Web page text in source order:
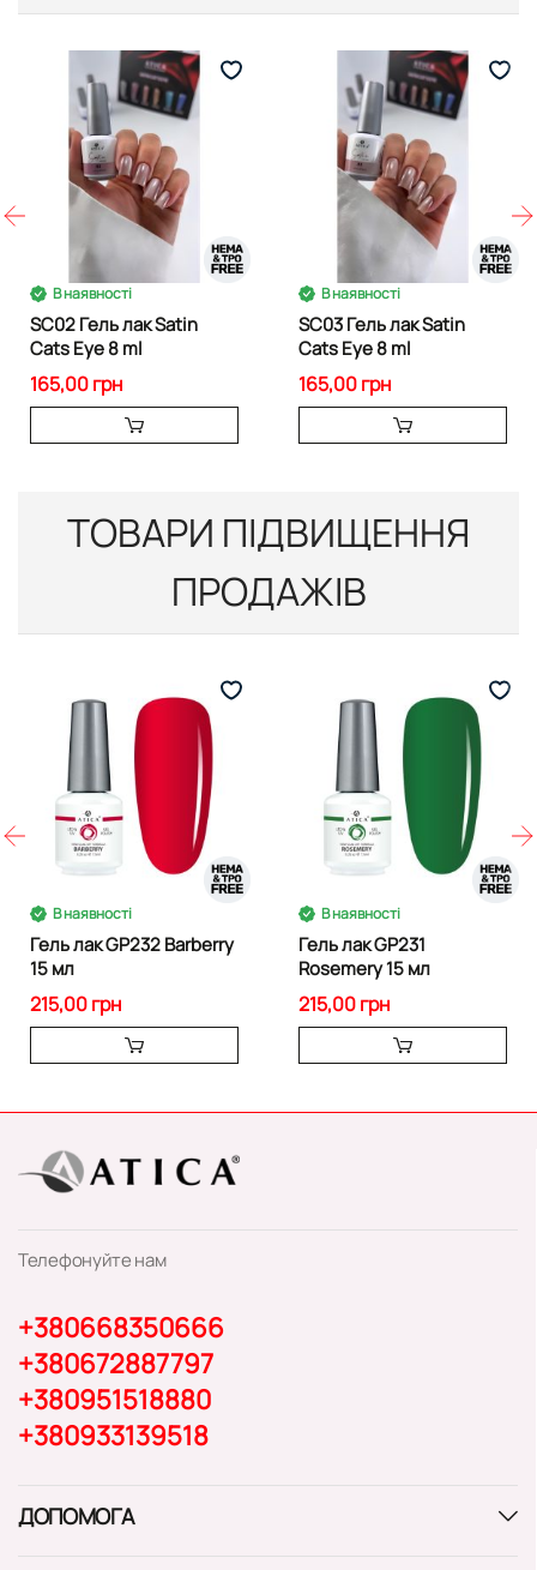
В наявності
SС02 Гель лак Satin
Cats Eye 8 ml
165,00 грн
В наявності
SС03 Гель лак Satin
Cats Eye 8 ml
165,00 грн
ТОВАРИ ПІДВИЩЕННЯ
ПРОДАЖІВ
В наявності
Гель лак GP232 Barberry
15 мл
215,00 грн
В наявності
Гель лак GP231
Rosemery 15 мл
215,00 грн
Телефонуйте нам
+380668350666
+380672887797
+380951518880
+380933139518
ДОПОМОГА